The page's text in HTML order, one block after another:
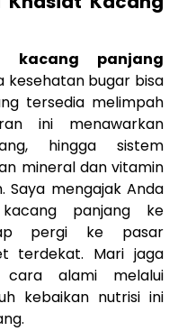
kacang panjang
kesehatan bugar bisa
tersedia melimpah
ini menawarkan
hingga sistem
mineral dan vitamin
Saya mengajak Anda
panjang ke
pergi ke pasar
terdekat. Mari jaga
cara alami melalui
kebaikan nutrisi ini